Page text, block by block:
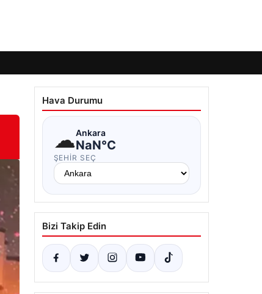
Hava Durumu
☁Ankara
NaN°C
ŞEHIR SEÇ
Bizi Takip Edin